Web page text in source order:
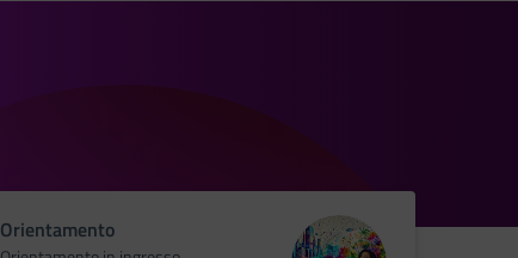
Orientamento